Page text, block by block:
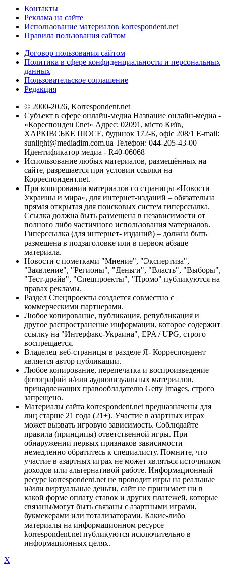
Контакты
Реклама на сайте
Использование материалов korrespondent.net
Правила пользования сайтом
Договор пользования сайтом
Политика в сфере конфиденциальности и персональных
данных
Пользовательское соглашение
Редакция
© 2000-2026, Korrespondent.net
Субъект в сфере онлайн-медиа Название онлайн-медиа -
«КореспонденТ.net» Адрес: 02091, місто Київ,
ХАРКІВСЬКЕ ШОСЕ, будинок 172-Б, офіс 208/1 E-mail:
sunlight@mediadim.com.ua Телефон: 044-205-43-00
Идентификатор медиа - R40-06068
Использование любых материалов, размещённых на
сайте, разрешается при условии ссылки на
Корреспондент.net.
При копировании материалов со страницы «Новости
Украины и мира», для интернет-изданий – обязательна
прямая открытая для поисковых систем гиперссылка.
Ссылка должна быть размещена в независимости от
полного либо частичного использования материалов.
Гиперссылка (для интернет- изданий) – должна быть
размещена в подзаголовке или в первом абзаце
материала.
Новости с пометками "Мнение", "Экспертиза",
"Заявление", "Регионы", "Деньги", "Власть", "Выборы",
"Тест-драйв", "Спецпроекты", "Промо" публикуются на
правах рекламы.
Раздел Спецпроекты создается совместно с
коммерческими партнерами.
Любое копирование, публикация, републикация и
другое распространение информации, которое содержит
ссылку на "Интерфакс-Украина", EPA / UPG, строго
воспрещается.
Владелец веб-страницы в разделе Я- Корреспондент
является автор публикации.
Любое копирование, перепечатка и воспроизведение
фотографий и/или аудиовизуальных материалов,
принадлежащих правообладателю Getty Images, строго
запрещено.
Материалы сайта korrespondent.net предназначены для
лиц старше 21 года (21+). Участие в азартных играх
может вызвать игровую зависимость. Соблюдайте
правила (принципы) ответственной игры. При
обнаружении первых признаков зависимости
немедленно обратитесь к специалисту. Помните, что
участие в азартных играх не может являться источником
доходов или альтернативой работе. Информационный
ресурс korrespondent.net не проводит игры на реальные
и/или виртуальные деньги, сайт не принимает ни в
какой форме оплату ставок и других платежей, которые
связаны/могут быть связаны с азартными играми,
букмекерами или тотализаторами. Какие-либо
материалы на информационном ресурсе
korrespondent.net публикуются исключительно в
информационных целях.
X